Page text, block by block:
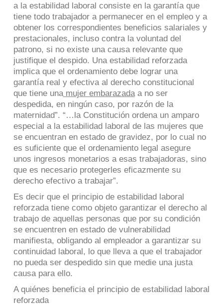
a la estabilidad laboral consiste en la garantía que
tiene todo trabajador a permanecer en el empleo y a
obtener los correspondientes beneficios salariales y
prestacionales, incluso contra la voluntad del
patrono, si no existe una causa relevante que
justifique el despido. Una estabilidad reforzada
implica que el ordenamiento debe lograr una
garantía real y efectiva al derecho constitucional
que tiene unamujer embarazadaa no ser
despedida, en ningún caso, por razón de la
maternidad”. “…la Constitución ordena un amparo
especial a la estabilidad laboral de las mujeres que
se encuentran en estado de gravidez, por lo cual no
es suficiente que el ordenamiento legal asegure
unos ingresos monetarios a esas trabajadoras, sino
que es necesario protegerles eficazmente su
derecho efectivo a trabajar”.
Es decir que el principio de estabilidad laboral
reforzada tiene como objeto garantizar el derecho al
trabajo de aquellas personas que por su condición
se encuentren en estado de vulnerabilidad
manifiesta, obligando al empleador a garantizar su
continuidad laboral, lo que lleva a que el trabajador
no pueda ser despedido sin que medie una justa
causa para ello.
A quiénes beneficia el principio de estabilidad laboral
reforzada